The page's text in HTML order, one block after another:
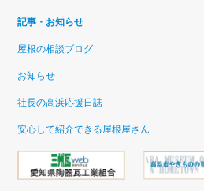
記事・お知らせ
屋根の相談ブログ
お知らせ
社長の高浜応援日誌
安心して紹介できる屋根屋さん